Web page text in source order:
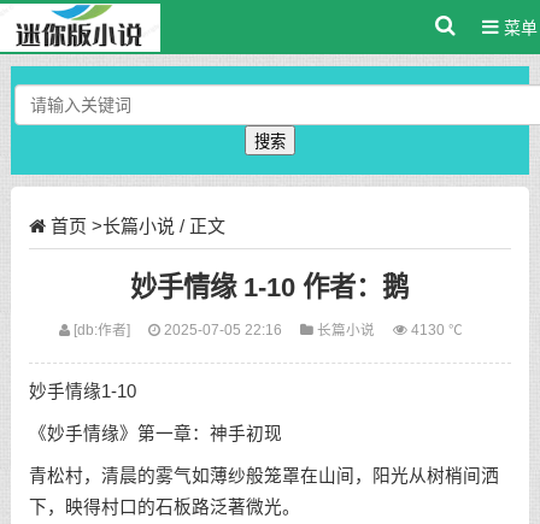
菜单
搜索
首页 >长篇小说 / 正文
妙手情缘 1-10 作者：鹅
[db:作者] 2025-07-05 22:16 长篇小说 4130 ℃
妙手情缘1-10
《妙手情缘》第一章：神手初现
青松村，清晨的雾气如薄纱般笼罩在山间，阳光从树梢间洒
下，映得村口的石板路泛著微光。